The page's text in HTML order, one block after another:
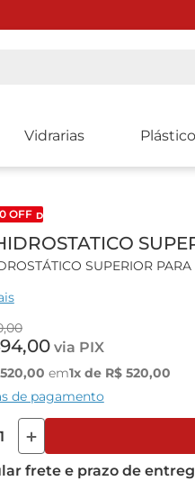
Vidrarias
OFF DESCONTO DE LISTA 2024
SUPERIOR
superior para
na função de determinação
,00
,00via PIX
520,00 em1x de R$ 520,00
de pagamento
frete e prazo de